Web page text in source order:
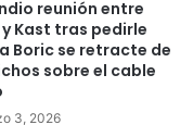
reunión entre
y Kast tras pedirle
Boric se retracte de
sobre el cable
3, 2026